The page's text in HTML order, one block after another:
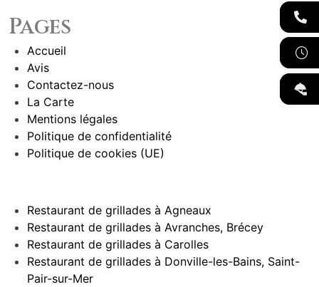
Pages
Accueil
Avis
Contactez-nous
La Carte
Mentions légales
Politique de confidentialité
Politique de cookies (UE)
Restaurant de grillades à Agneaux
Restaurant de grillades à Avranches, Brécey
Restaurant de grillades à Carolles
Restaurant de grillades à Donville-les-Bains, Saint-
Pair-sur-Mer